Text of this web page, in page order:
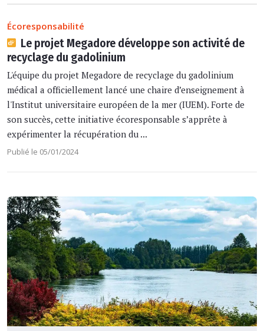
Écoresponsabilité
Le projet Megadore développe son activité de
recyclage du gadolinium
L'équipe du projet Megadore de recyclage du gadolinium
médical a officiellement lancé une chaire d’enseignement à
l'Institut universitaire européen de la mer (IUEM). Forte de
son succès, cette initiative écoresponsable s’apprête à
expérimenter la récupération du ...
Publié le 05/01/2024